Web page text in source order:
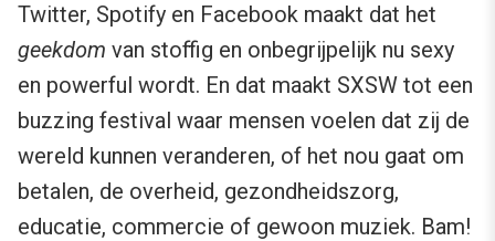
Twitter, Spotify en Facebook maakt dat het
geekdom van stoffig en onbegrijpelijk nu sexy
en powerful wordt. En dat maakt SXSW tot een
buzzing festival waar mensen voelen dat zij de
wereld kunnen veranderen, of het nou gaat om
betalen, de overheid, gezondheidszorg,
educatie, commercie of gewoon muziek. Bam!